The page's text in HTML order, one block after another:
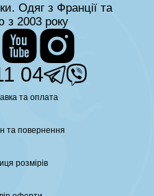
Одяг з Франції та
з 2003 року
04
та оплата
та повернення
розмірів